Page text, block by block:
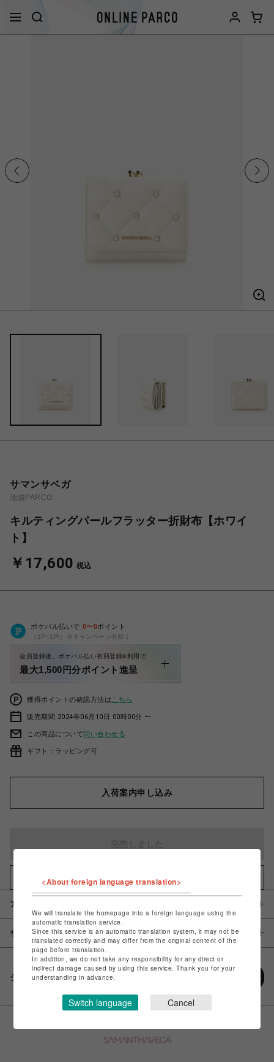
サマンサベガ
池袋PARCO
キルティングパールフラッター折財布【ホワイ
ト】
￥17,600 税込
ポケパル払いで 0〜0ポイント
（1P=1円）※キャンペーン分除く
会員登録後、ポケパル払い初回登録&利用で
最大1,500円分ポイント進呈
獲得ポイントの確認方法は こちら
販売期間 2024年06月10日 00時00分 〜
この商品について問い合わせる
ギフト：ラッピング可
入荷案内申し込み
アイテム説明 / 素材
サイズ
シェアする
<About foreign language translation>
We will translate the homepage into a foreign language using the
automatic translation service.
Since this service is an automatic translation system, it may not be
translated correctly and may differ from the original content of the
page before translation.
In addition, we do not take any responsibility for any direct or
indirect damage caused by using this service. Thank you for your
understanding in advance.
Switch language Cancel